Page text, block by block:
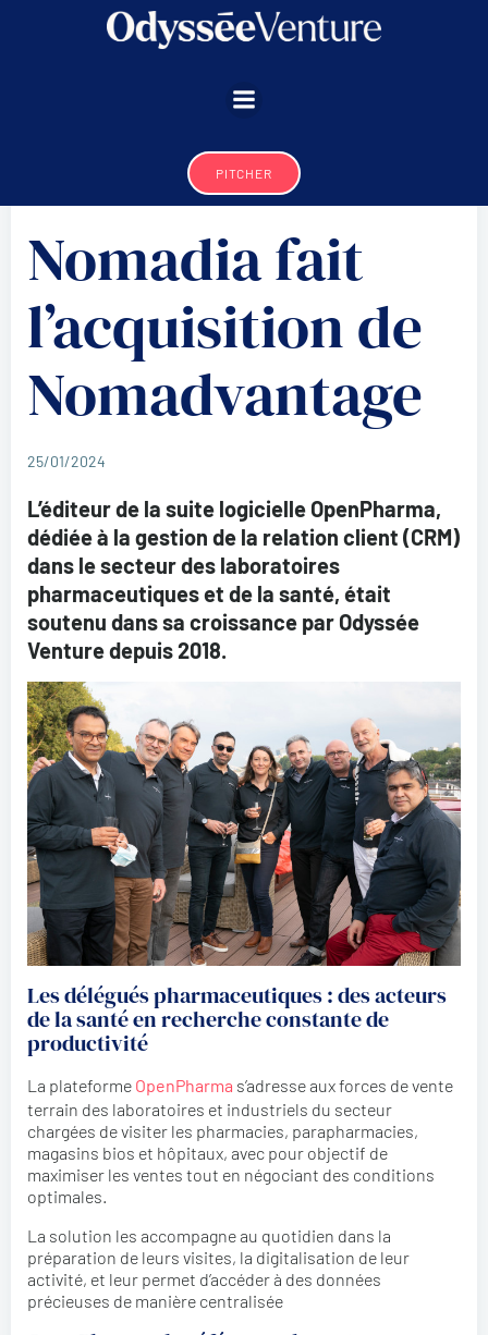
Aller
au
PITCHER
Nomadia fait
l’acquisition de
Nomadvantage
25/01/2024
L’éditeur de la suite logicielle OpenPharma,
dédiée à la gestion de la relation client (CRM)
dans le secteur des laboratoires
pharmaceutiques et de la santé, était
soutenu dans sa croissance par Odyssée
Venture depuis 2018.
Les délégués pharmaceutiques : des acteurs
de la santé en recherche constante de
productivité
La plateforme OpenPharma s’adresse aux forces de vente
terrain des laboratoires et industriels du secteur
chargées de visiter les pharmacies, parapharmacies,
magasins bios et hôpitaux, avec pour objectif de
maximiser les ventes tout en négociant des conditions
optimales.
La solution les accompagne au quotidien dans la
préparation de leurs visites, la digitalisation de leur
activité, et leur permet d’accéder à des données
précieuses de manière centralisée